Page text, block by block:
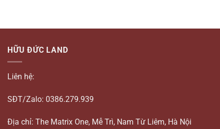
HỮU ĐỨC LAND
Liên hệ:
SĐT/Zalo: 0386.279.939
Địa chỉ: The Matrix One, Mễ Trì, Nam Từ Liêm, Hà Nội